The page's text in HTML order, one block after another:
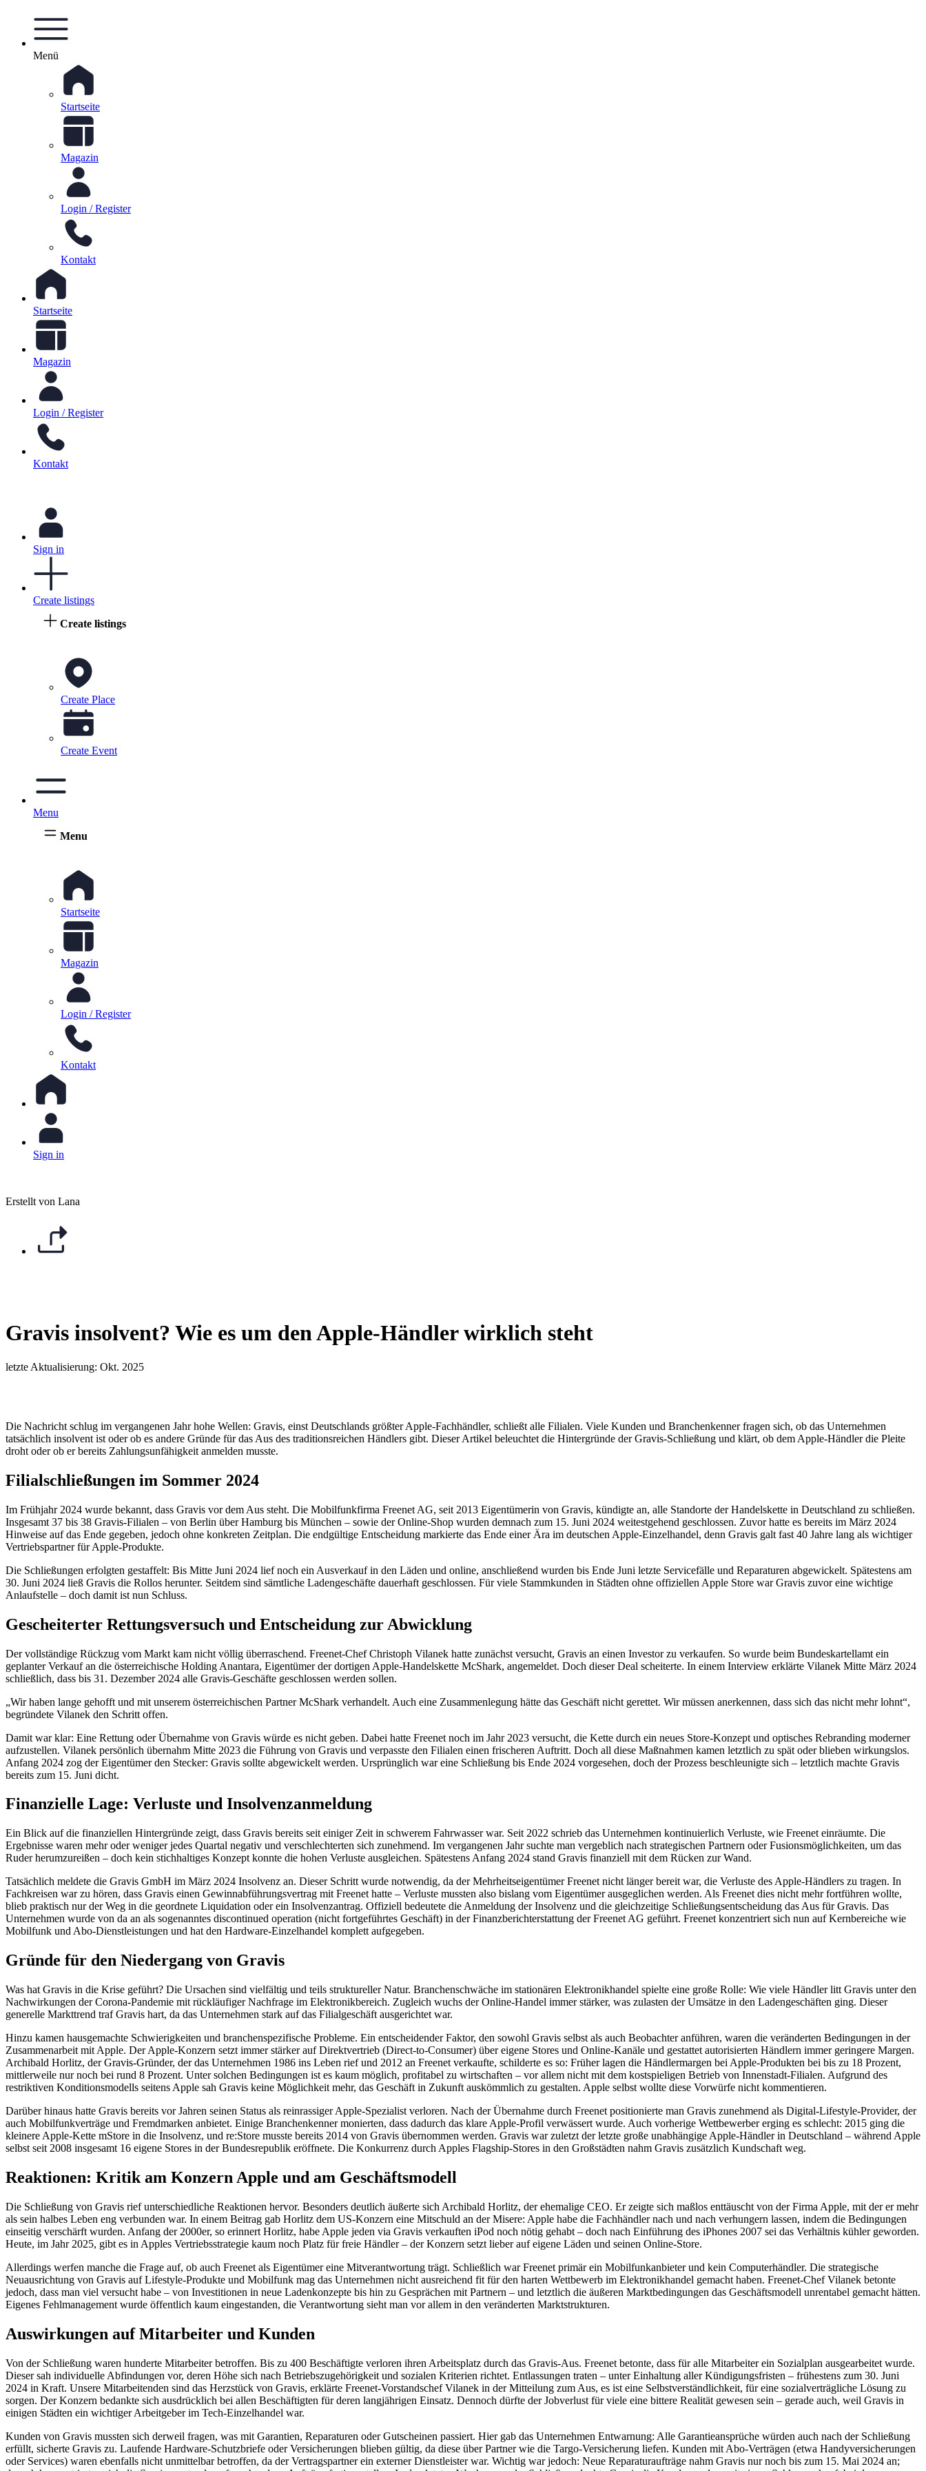
Menü
Startseite
Magazin
Login / Register
Kontakt
Startseite
Magazin
Login / Register
Kontakt
Sign in
Create listings
Create listings
Create Place
Create Event
Menu
Menu
Startseite
Magazin
Login / Register
Kontakt
Sign in
Erstellt von Lana
Gravis insolvent? Wie es um den Apple-Händler wirklich steht
letzte Aktualisierung: Okt. 2025
Die Nachricht schlug im vergangenen Jahr hohe Wellen: Gravis, einst Deutschlands größter Apple-Fachhändler, schließt alle Filialen. Viele Kunden und Branchenkenner fragen sich, ob das Unternehmen
tatsächlich insolvent ist oder ob es andere Gründe für das Aus des traditionsreichen Händlers gibt. Dieser Artikel beleuchtet die Hintergründe der Gravis-Schließung und klärt, ob dem Apple-Händler die Pleite
droht oder ob er bereits Zahlungsunfähigkeit anmelden musste.
Filialschließungen im Sommer 2024
Im Frühjahr 2024 wurde bekannt, dass Gravis vor dem Aus steht. Die Mobilfunkfirma Freenet AG, seit 2013 Eigentümerin von Gravis, kündigte an, alle Standorte der Handelskette in Deutschland zu schließen.
Insgesamt 37 bis 38 Gravis-Filialen – von Berlin über Hamburg bis München – sowie der Online-Shop wurden demnach zum 15. Juni 2024 weitestgehend geschlossen. Zuvor hatte es bereits im März 2024
Hinweise auf das Ende gegeben, jedoch ohne konkreten Zeitplan. Die endgültige Entscheidung markierte das Ende einer Ära im deutschen Apple-Einzelhandel, denn Gravis galt fast 40 Jahre lang als wichtiger
Vertriebspartner für Apple-Produkte.
Die Schließungen erfolgten gestaffelt: Bis Mitte Juni 2024 lief noch ein Ausverkauf in den Läden und online, anschließend wurden bis Ende Juni letzte Servicefälle und Reparaturen abgewickelt. Spätestens am
30. Juni 2024 ließ Gravis die Rollos herunter. Seitdem sind sämtliche Ladengeschäfte dauerhaft geschlossen. Für viele Stammkunden in Städten ohne offiziellen Apple Store war Gravis zuvor eine wichtige
Anlaufstelle – doch damit ist nun Schluss.
Gescheiterter Rettungsversuch und Entscheidung zur Abwicklung
Der vollständige Rückzug vom Markt kam nicht völlig überraschend. Freenet-Chef Christoph Vilanek hatte zunächst versucht, Gravis an einen Investor zu verkaufen. So wurde beim Bundeskartellamt ein
geplanter Verkauf an die österreichische Holding Anantara, Eigentümer der dortigen Apple-Handelskette McShark, angemeldet. Doch dieser Deal scheiterte. In einem Interview erklärte Vilanek Mitte März 2024
schließlich, dass bis 31. Dezember 2024 alle Gravis-Geschäfte geschlossen werden sollen.
„Wir haben lange gehofft und mit unserem österreichischen Partner McShark verhandelt. Auch eine Zusammenlegung hätte das Geschäft nicht gerettet. Wir müssen anerkennen, dass sich das nicht mehr lohnt“,
begründete Vilanek den Schritt offen.
Damit war klar: Eine Rettung oder Übernahme von Gravis würde es nicht geben. Dabei hatte Freenet noch im Jahr 2023 versucht, die Kette durch ein neues Store-Konzept und optisches Rebranding moderner
aufzustellen. Vilanek persönlich übernahm Mitte 2023 die Führung von Gravis und verpasste den Filialen einen frischeren Auftritt. Doch all diese Maßnahmen kamen letztlich zu spät oder blieben wirkungslos.
Anfang 2024 zog der Eigentümer den Stecker: Gravis sollte abgewickelt werden. Ursprünglich war eine Schließung bis Ende 2024 vorgesehen, doch der Prozess beschleunigte sich – letztlich machte Gravis
bereits zum 15. Juni dicht.
Finanzielle Lage: Verluste und Insolvenzanmeldung
Ein Blick auf die finanziellen Hintergründe zeigt, dass Gravis bereits seit einiger Zeit in schwerem Fahrwasser war. Seit 2022 schrieb das Unternehmen kontinuierlich Verluste, wie Freenet einräumte. Die
Ergebnisse waren mehr oder weniger jedes Quartal negativ und verschlechterten sich zunehmend. Im vergangenen Jahr suchte man vergeblich nach strategischen Partnern oder Fusionsmöglichkeiten, um das
Ruder herumzureißen – doch kein stichhaltiges Konzept konnte die hohen Verluste ausgleichen. Spätestens Anfang 2024 stand Gravis finanziell mit dem Rücken zur Wand.
Tatsächlich meldete die Gravis GmbH im März 2024 Insolvenz an. Dieser Schritt wurde notwendig, da der Mehrheitseigentümer Freenet nicht länger bereit war, die Verluste des Apple-Händlers zu tragen. In
Fachkreisen war zu hören, dass Gravis einen Gewinnabführungsvertrag mit Freenet hatte – Verluste mussten also bislang vom Eigentümer ausgeglichen werden. Als Freenet dies nicht mehr fortführen wollte,
blieb praktisch nur der Weg in die geordnete Liquidation oder ein Insolvenzantrag. Offiziell bedeutete die Anmeldung der Insolvenz und die gleichzeitige Schließungsentscheidung das Aus für Gravis. Das
Unternehmen wurde von da an als sogenanntes discontinued operation (nicht fortgeführtes Geschäft) in der Finanzberichterstattung der Freenet AG geführt. Freenet konzentriert sich nun auf Kernbereiche wie
Mobilfunk und Abo-Dienstleistungen und hat den Hardware-Einzelhandel komplett aufgegeben.
Gründe für den Niedergang von Gravis
Was hat Gravis in die Krise geführt? Die Ursachen sind vielfältig und teils struktureller Natur. Branchenschwäche im stationären Elektronikhandel spielte eine große Rolle: Wie viele Händler litt Gravis unter den
Nachwirkungen der Corona-Pandemie mit rückläufiger Nachfrage im Elektronikbereich. Zugleich wuchs der Online-Handel immer stärker, was zulasten der Umsätze in den Ladengeschäften ging. Dieser
generelle Markttrend traf Gravis hart, da das Unternehmen stark auf das Filialgeschäft ausgerichtet war.
Hinzu kamen hausgemachte Schwierigkeiten und branchenspezifische Probleme. Ein entscheidender Faktor, den sowohl Gravis selbst als auch Beobachter anführen, waren die veränderten Bedingungen in der
Zusammenarbeit mit Apple. Der Apple-Konzern setzt immer stärker auf Direktvertrieb (Direct-to-Consumer) über eigene Stores und Online-Kanäle und gestattet autorisierten Händlern immer geringere Margen.
Archibald Horlitz, der Gravis-Gründer, der das Unternehmen 1986 ins Leben rief und 2012 an Freenet verkaufte, schilderte es so: Früher lagen die Händlermargen bei Apple-Produkten bei bis zu 18 Prozent,
mittlerweile nur noch bei rund 8 Prozent. Unter solchen Bedingungen ist es kaum möglich, profitabel zu wirtschaften – vor allem nicht mit dem kostspieligen Betrieb von Innenstadt-Filialen. Aufgrund des
restriktiven Konditionsmodells seitens Apple sah Gravis keine Möglichkeit mehr, das Geschäft in Zukunft auskömmlich zu gestalten. Apple selbst wollte diese Vorwürfe nicht kommentieren.
Darüber hinaus hatte Gravis bereits vor Jahren seinen Status als reinrassiger Apple-Spezialist verloren. Nach der Übernahme durch Freenet positionierte man Gravis zunehmend als Digital-Lifestyle-Provider, der
auch Mobilfunkverträge und Fremdmarken anbietet. Einige Branchenkenner monierten, dass dadurch das klare Apple-Profil verwässert wurde. Auch vorherige Wettbewerber erging es schlecht: 2015 ging die
kleinere Apple-Kette mStore in die Insolvenz, und re:Store musste bereits 2014 von Gravis übernommen werden. Gravis war zuletzt der letzte große unabhängige Apple-Händler in Deutschland – während Apple
selbst seit 2008 insgesamt 16 eigene Stores in der Bundesrepublik eröffnete. Die Konkurrenz durch Apples Flagship-Stores in den Großstädten nahm Gravis zusätzlich Kundschaft weg.
Reaktionen: Kritik am Konzern Apple und am Geschäftsmodell
Die Schließung von Gravis rief unterschiedliche Reaktionen hervor. Besonders deutlich äußerte sich Archibald Horlitz, der ehemalige CEO. Er zeigte sich maßlos enttäuscht von der Firma Apple, mit der er mehr
als sein halbes Leben eng verbunden war. In einem Beitrag gab Horlitz dem US-Konzern eine Mitschuld an der Misere: Apple habe die Fachhändler nach und nach verhungern lassen, indem die Bedingungen
einseitig verschärft wurden. Anfang der 2000er, so erinnert Horlitz, habe Apple jeden via Gravis verkauften iPod noch nötig gehabt – doch nach Einführung des iPhones 2007 sei das Verhältnis kühler geworden.
Heute, im Jahr 2025, gibt es in Apples Vertriebsstrategie kaum noch Platz für freie Händler – der Konzern setzt lieber auf eigene Läden und seinen Online-Store.
Allerdings werfen manche die Frage auf, ob auch Freenet als Eigentümer eine Mitverantwortung trägt. Schließlich war Freenet primär ein Mobilfunkanbieter und kein Computerhändler. Die strategische
Neuausrichtung von Gravis auf Lifestyle-Produkte und Mobilfunk mag das Unternehmen nicht ausreichend fit für den harten Wettbewerb im Elektronikhandel gemacht haben. Freenet-Chef Vilanek betonte
jedoch, dass man viel versucht habe – von Investitionen in neue Ladenkonzepte bis hin zu Gesprächen mit Partnern – und letztlich die äußeren Marktbedingungen das Geschäftsmodell unrentabel gemacht hätten.
Eigenes Fehlmanagement wurde öffentlich kaum eingestanden, die Verantwortung sieht man vor allem in den veränderten Marktstrukturen.
Auswirkungen auf Mitarbeiter und Kunden
Von der Schließung waren hunderte Mitarbeiter betroffen. Bis zu 400 Beschäftigte verloren ihren Arbeitsplatz durch das Gravis-Aus. Freenet betonte, dass für alle Mitarbeiter ein Sozialplan ausgearbeitet wurde.
Dieser sah individuelle Abfindungen vor, deren Höhe sich nach Betriebszugehörigkeit und sozialen Kriterien richtet. Entlassungen traten – unter Einhaltung aller Kündigungsfristen – frühestens zum 30. Juni
2024 in Kraft. Unsere Mitarbeitenden sind das Herzstück von Gravis, erklärte Freenet-Vorstandschef Vilanek in der Mitteilung zum Aus, es ist eine Selbstverständlichkeit, für eine sozialverträgliche Lösung zu
sorgen. Der Konzern bedankte sich ausdrücklich bei allen Beschäftigten für deren langjährigen Einsatz. Dennoch dürfte der Jobverlust für viele eine bittere Realität gewesen sein – gerade auch, weil Gravis in
einigen Städten ein wichtiger Arbeitgeber im Tech-Einzelhandel war.
Kunden von Gravis mussten sich derweil fragen, was mit Garantien, Reparaturen oder Gutscheinen passiert. Hier gab das Unternehmen Entwarnung: Alle Garantieansprüche würden auch nach der Schließung
erfüllt, sicherte Gravis zu. Laufende Hardware-Schutzbriefe oder Versicherungen blieben gültig, da diese über Partner wie die Targo-Versicherung liefen. Kunden mit Abo-Verträgen (etwa Handyversicherungen
oder Services) waren ebenfalls nicht unmittelbar betroffen, da der Vertragspartner ein externer Dienstleister war. Wichtig war jedoch: Neue Reparaturaufträge nahm Gravis nur noch bis zum 15. Mai 2024 an;